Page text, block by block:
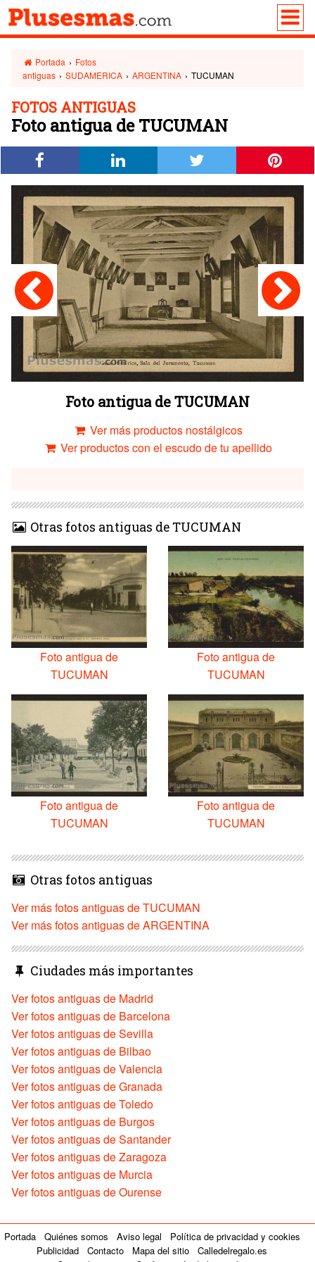
Portada › Fotos
antiguas › SUDAMERICA › ARGENTINA › TUCUMAN
FOTOS ANTIGUAS
Foto antigua de TUCUMAN
Foto antigua de TUCUMAN
Ver más productos nostálgicos
Ver productos con el escudo de tu apellido
Otras fotos antiguas de TUCUMAN
Foto antigua de
TUCUMAN
Foto antigua de
TUCUMAN
Foto antigua de
TUCUMAN
Foto antigua de
TUCUMAN
Otras fotos antiguas
Ver más fotos antiguas de TUCUMAN
Ver más fotos antiguas de ARGENTINA
Ciudades más importantes
Ver fotos antiguas de Madrid
Ver fotos antiguas de Barcelona
Ver fotos antiguas de Sevilla
Ver fotos antiguas de Bilbao
Ver fotos antiguas de Valencia
Ver fotos antiguas de Granada
Ver fotos antiguas de Toledo
Ver fotos antiguas de Burgos
Ver fotos antiguas de Santander
Ver fotos antiguas de Zaragoza
Ver fotos antiguas de Murcia
Ver fotos antiguas de Ourense
Portada Quiénes somos Aviso legal
Política de privacidad y cookies
Publicidad
Contacto Mapa del sitio
Calledelregalo.es